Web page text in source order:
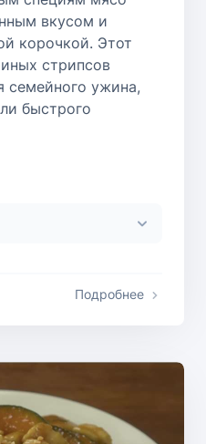
вкусом и
корочкой. Этот
стрипсов
семейного ужина,
быстрого
Подробнее